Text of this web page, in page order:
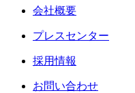
会社概要
プレスセンター
採用情報
お問い合わせ